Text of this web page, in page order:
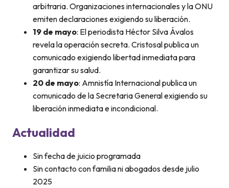
arbitraria. Organizaciones internacionales y la ONU
emiten declaraciones exigiendo su liberación.
19 de mayo: El periodista Héctor Silva Ávalos
revela la operación secreta. Cristosal publica un
comunicado exigiendo libertad inmediata para
garantizar su salud.
20 de mayo: Amnistía Internacional publica un
comunicado de la Secretaria General exigiendo su
liberación inmediata e incondicional.
Actualidad
Sin fecha de juicio programada
Sin contacto con familia ni abogados desde julio
2025